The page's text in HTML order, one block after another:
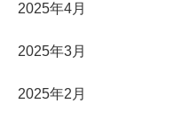
2025年4月
2025年3月
2025年2月